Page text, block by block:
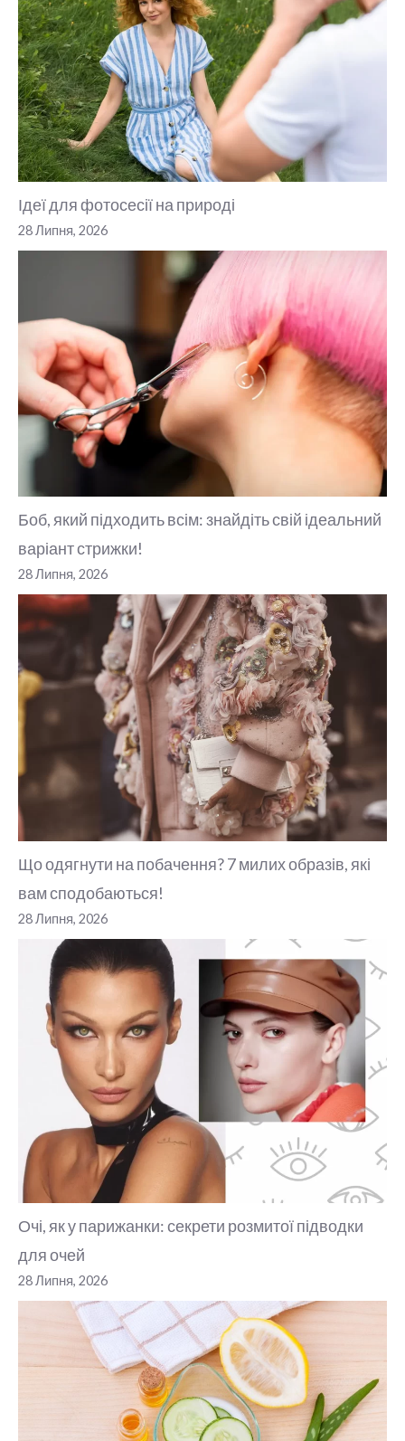
Ідеї для фотосесії на природі
28 Липня, 2026
Боб, який підходить всім: знайдіть свій ідеальний
варіант стрижки!
28 Липня, 2026
Що одягнути на побачення? 7 милих образів, які
вам сподобаються!
28 Липня, 2026
Очі, як у парижанки: секрети розмитої підводки
для очей
28 Липня, 2026